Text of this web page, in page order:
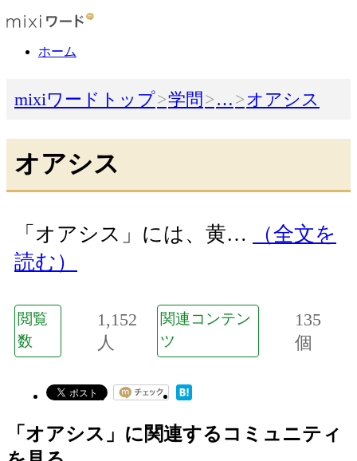
ホーム
mixiワードトップ 学問 … オアシス
オアシス
「オアシス」には、黄…
（全文を
読む）
閲覧
数
1,152
人
関連コンテン
ツ
135
個
「オアシス」に関連するコミュニティ